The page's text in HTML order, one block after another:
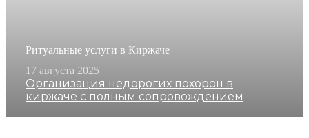
Ритуальные услуги в Киржаче
17 августа 2025
Организация недорогих похорон в
киржаче с полным сопровождением